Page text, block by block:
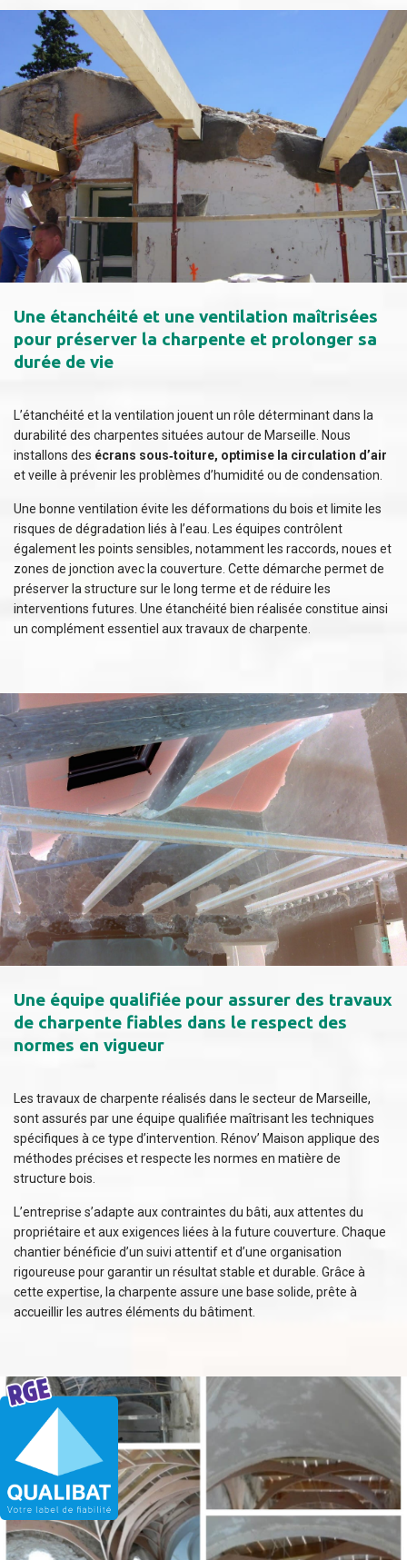
Une étanchéité et une ventilation maîtrisées
pour préserver la charpente et prolonger sa
durée de vie
L’étanchéité et la ventilation jouent un rôle déterminant dans la
durabilité des charpentes situées autour de Marseille. Nous
installons des écrans sous‑toiture, optimise la circulation d’air
et veille à prévenir les problèmes d’humidité ou de condensation.
Une bonne ventilation évite les déformations du bois et limite les
risques de dégradation liés à l’eau. Les équipes contrôlent
également les points sensibles, notamment les raccords, noues et
zones de jonction avec la couverture. Cette démarche permet de
préserver la structure sur le long terme et de réduire les
interventions futures. Une étanchéité bien réalisée constitue ainsi
un complément essentiel aux travaux de charpente.
Une équipe qualifiée pour assurer des travaux
de charpente fiables dans le respect des
normes en vigueur
Les travaux de charpente réalisés dans le secteur de Marseille,
sont assurés par une équipe qualifiée maîtrisant les techniques
spécifiques à ce type d’intervention. Rénov’ Maison applique des
méthodes précises et respecte les normes en matière de
structure bois.
L’entreprise s’adapte aux contraintes du bâti, aux attentes du
propriétaire et aux exigences liées à la future couverture. Chaque
chantier bénéficie d’un suivi attentif et d’une organisation
rigoureuse pour garantir un résultat stable et durable. Grâce à
cette expertise, la charpente assure une base solide, prête à
accueillir les autres éléments du bâtiment.